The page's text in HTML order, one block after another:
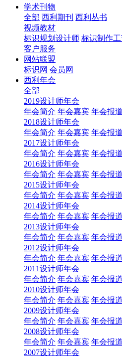
学术刊物
全部 西利期刊 西利丛书
视频教材
标识规划设计师 标识制作
客户服务
网站联盟
标识网 会员网
西利年会
全部
2019设计师年会
年会简介 年会嘉宾 年会报道
2018设计师年会
年会简介 年会嘉宾 年会报道
2017设计师年会
年会简介 年会嘉宾 年会报道
2016设计师年会
年会简介 年会嘉宾 年会报道
2015设计师年会
年会简介 年会嘉宾 年会报道
2014设计师年会
年会简介 年会嘉宾 年会报道
2013设计师年会
年会简介 年会嘉宾 年会报道
2012设计师年会
年会简介 年会嘉宾 年会报道
2011设计师年会
年会简介 年会嘉宾 年会报道
2010设计师年会
年会简介 年会嘉宾 年会报道
2009设计师年会
年会简介 年会嘉宾 年会报道
2008设计师年会
年会简介 年会嘉宾 年会报道
2007设计师年会